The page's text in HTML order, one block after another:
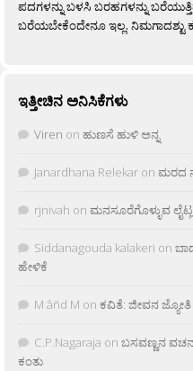
ಪದಗಳನ್ನು ಬಳಸಿ ಬರಹಗಳನ್ನು
ಬರೆಯಬೇಕೆಂದೇನೂ ಇಲ್ಲ. ನಿಮಗಾದಶ್ಟು
ಇತ್ತೀಚಿನ ಅನಿಸಿಕೆಗಳು
Viren on ಹುಣಸೆ ಹುಳಿ ಅನ್ನ
Janardhana Relekar on ಮರದ
rjnivah on ಮನಸೂರೆಗೊಳ್ಳುವ
Siddanagouda kalakeri on
ಹೇಳಿಕೆ
M âñd M on ಕವಿತೆ: ಜೀವನ ಜ್ಯೋತಿ
C.P.Nagaraja on ಬಸವಣ್ಣನ
ಕಂತು